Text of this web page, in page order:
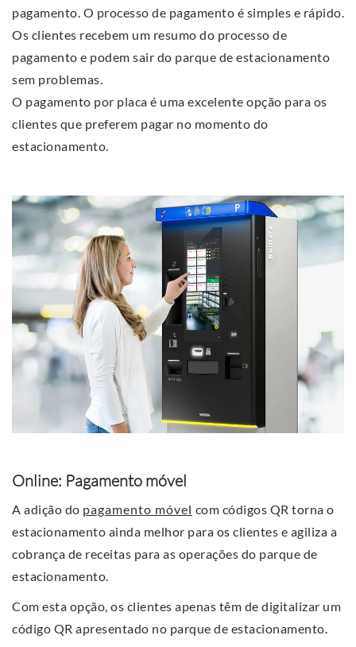
pagamento. O processo de pagamento é simples e rápido.
Os clientes recebem um resumo do processo de
pagamento e podem sair do parque de estacionamento
sem problemas.
O pagamento por placa é uma excelente opção para os
clientes que preferem pagar no momento do
estacionamento.
Online: Pagamento móvel
A adição do pagamento móvel com códigos QR torna o
estacionamento ainda melhor para os clientes e agiliza a
cobrança de receitas para as operações do parque de
estacionamento.
Com esta opção, os clientes apenas têm de digitalizar um
código QR apresentado no parque de estacionamento.